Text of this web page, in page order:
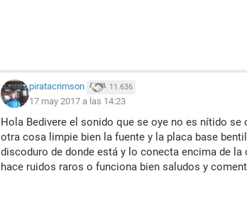
piratacrimson 11.636
17 may 2017 a las 14:23
Hola Bedivere el sonido que se oye no es nítido
otra cosa limpie bien la fuente y la placa base
discoduro de donde está y lo conecta encima de la
hace ruidos raros o funciona bien saludos y